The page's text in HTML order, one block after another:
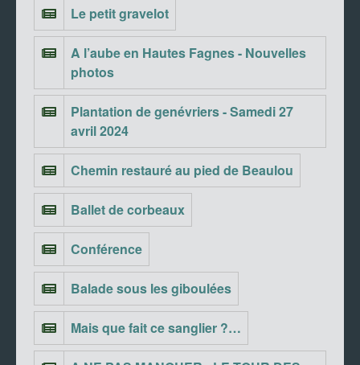
Le petit gravelot
A l’aube en Hautes Fagnes - Nouvelles
photos
Plantation de genévriers - Samedi 27
avril 2024
Chemin restauré au pied de Beaulou
Ballet de corbeaux
Conférence
Balade sous les giboulées
Mais que fait ce sanglier ?…